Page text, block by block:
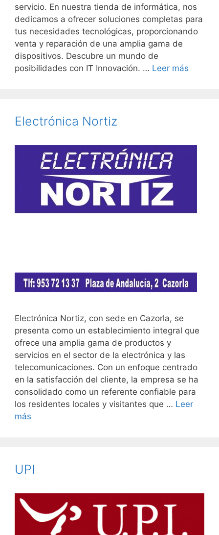
servicio. En nuestra tienda de informática, nos
dedicamos a ofrecer soluciones completas para
tus necesidades tecnológicas, proporcionando
venta y reparación de una amplia gama de
dispositivos. Descubre un mundo de
posibilidades con IT Innovación. … Leer más
Electrónica Nortiz
Electrónica Nortiz, con sede en Cazorla, se
presenta como un establecimiento integral que
ofrece una amplia gama de productos y
servicios en el sector de la electrónica y las
telecomunicaciones. Con un enfoque centrado
en la satisfacción del cliente, la empresa se ha
consolidado como un referente confiable para
los residentes locales y visitantes que … Leer
más
UPI